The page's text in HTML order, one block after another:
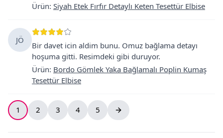
Ürün: Siyah Etek Fırfır Detaylı Keten Tesettür Elbise
JÖ
Bir davet icin aldim bunu. Omuz bağlama detayı
hoşuma gitti. Resimdeki gibi duruyor.
Ürün: Bordo Gömlek Yaka Bağlamalı Poplin Kumaş
Tesettür Elbise
1 2 3 4 5